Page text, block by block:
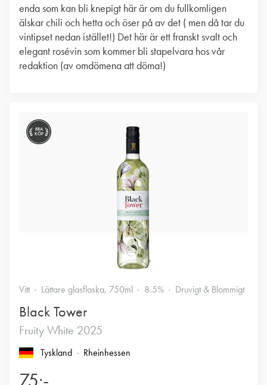
enda som kan bli knepigt här är om du fullkomligen
älskar chili och hetta och öser på av det ( men då tar du
vintipset nedan istället!) Det här är ett franskt svalt och
elegant rosévin som kommer bli stapelvara hos vår
redaktion (av omdömena att döma!)
BRA
KÖP
Vitt Lättare glasflaska, 750ml 8.5% Druvigt & Blommigt
Black Tower
Fruity White 2025
Tyskland Rheinhessen
75:-